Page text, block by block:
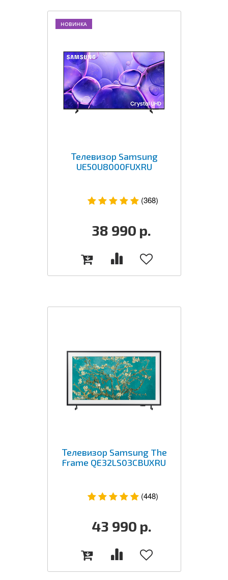
НОВИНКА
Телевизор Samsung
UE50U8000FUXRU
(368)
38 990 р.
Телевизор Samsung The
Frame QE32LS03CBUXRU
(448)
43 990 р.